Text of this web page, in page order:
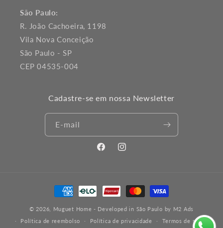
São Paulo:
R. João Cachoeira, 1198
Vila Nova Conceição
São Paulo - SP
CEP 04535-004
Cadastre-se em nossa Newsletter
E-mail
FacebookInstagram
Formas
de
pagamento
© 2026, Muguet Home - Developed in São Paulo by M2 Ads
Política de reembolso
Política de privacidade Termos de serviço